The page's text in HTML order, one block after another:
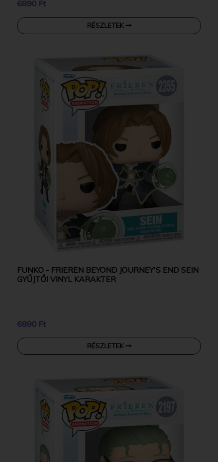
6890 Ft
RÉSZLETEK
FUNKO - FRIEREN BEYOND JOURNEY'S END SEIN
GYŰJTŐI VINYL KARAKTER
6890 Ft
RÉSZLETEK